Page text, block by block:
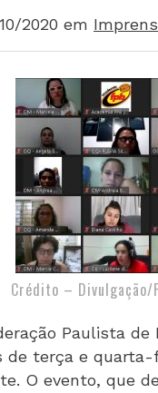
2020 em
Crédito – Divulgação/
Paulista
de terça e
O evento, que